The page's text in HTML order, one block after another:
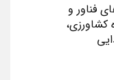
فناور و
کشاورزی،